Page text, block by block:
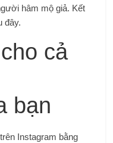
hâm mộ giả. Kết
đây.
cả
bạn
Instagram bằng